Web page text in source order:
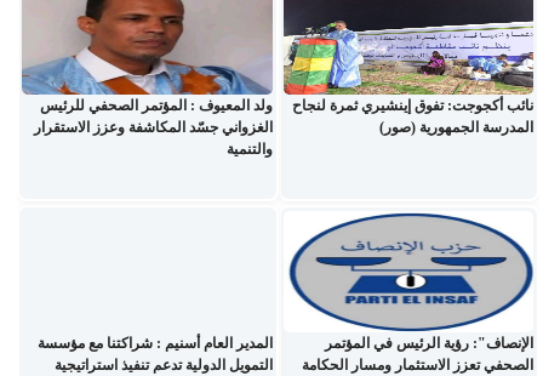
نائب أكجوجت: تفوق إينشيري ثمرة لنجاح
المدرسة الجمهورية (صور)
ولد المعيوف : المؤتمر الصحفي للرئيس
الغزواني جسّد المكاشفة وعزز الاستقرار
والتنمية
الإنصاف": رؤية الرئيس في المؤتمر
الصحفي تعزز الاستثمار ومسار الحكامة
المدير العام أسنيم : شراكتنا مع مؤسسة
التمويل الدولية تدعم تنفيذ استراتيجية